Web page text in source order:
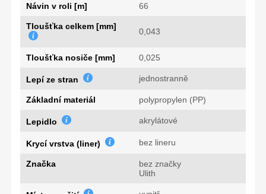
Návin v roli [m] 66
Tloušťka celkem [mm]
0,043
Tloušťka nosiče [mm] 0,025
Lepí ze stran jednostranně
Základní materiál polypropylen (PP)
Lepidlo akrylátové
Krycí vrstva (liner) bez lineru
Značka
bez značky
Ulith